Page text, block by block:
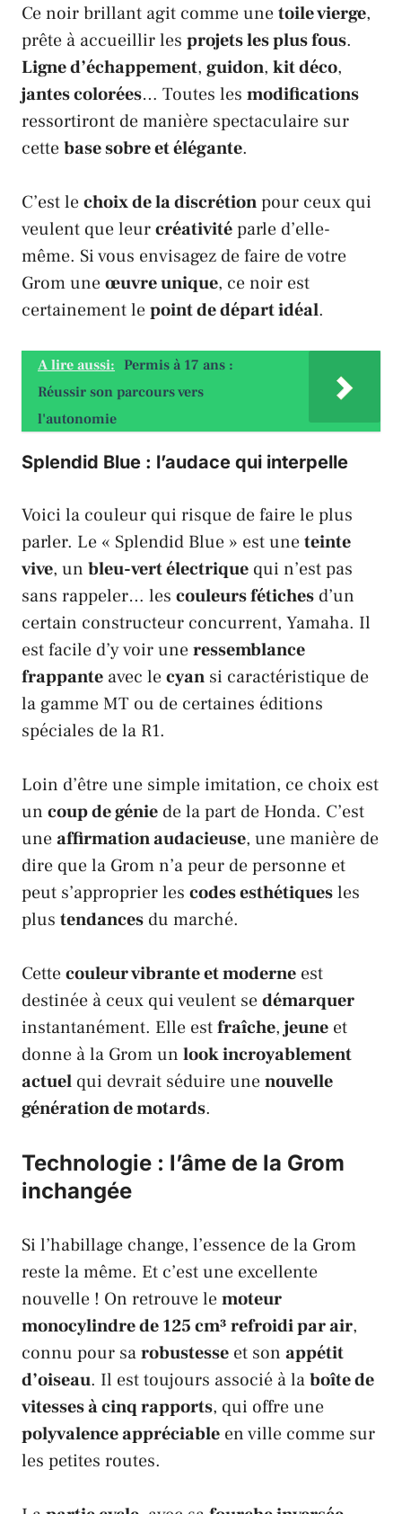
Ce noir brillant agit comme unetoile vierge,
prête à accueillir les projets les plus fous.
Ligne d’échappement, guidon, kit déco,
jantes colorées… Toutes les modifications
ressortiront de manière spectaculaire sur
cettebase sobre et élégante.
C’est lechoix de la discrétionpour ceux qui
veulent que leurcréativitéparle d’elle-
même. Si vous envisagez de faire de votre
Gromuneœuvre unique, ce noir est
certainement lepoint de départ idéal.
A lire aussi: Permis à 17 ans :
Réussir son parcours vers
l'autonomie
Splendid Blue : l’audace qui interpelle
Voici la couleur qui risque de faire le plus
parler. Le « Splendid Blue » est uneteinte
vive, un bleu-vert électrique qui n’est pas
sans rappeler… les couleurs fétiches d’un
certain constructeur concurrent, Yamaha. Il
est facile d’y voir uneressemblance
frappante avec lecyan si caractéristique de
la gammeMT ou de certaines éditions
spéciales de la R1.
Loin d’être une simple imitation, ce choix est
un coup de génie de la part de Honda. C’est
uneaffirmation audacieuse, une manière de
dire que la Gromn’a peur de personne et
peut s’approprier les codes esthétiquesles
plus tendances du marché.
Cettecouleur vibrante et moderne est
destinée à ceux qui veulent sedémarquer
instantanément. Elle estfraîche, jeune et
donne à la Gromun look incroyablement
actuel qui devrait séduire unenouvelle
génération de motards.
Technologie : l’âme de la Grom
inchangée
Si l’habillage change, l’essence de la Grom
reste la même. Et c’est une excellente
nouvelle ! On retrouve lemoteur
monocylindre de 125 cm³ refroidi par air,
connu pour sarobustesse et son appétit
d’oiseau. Il est toujours associé à laboîte de
vitesses à cinq rapports, qui offre une
polyvalence appréciable en ville comme sur
les petites routes.